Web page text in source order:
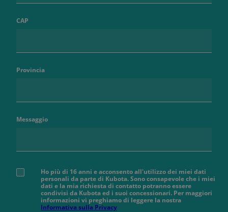
CAP
Provincia
Messaggio
Ho più di 16 anni e acconsento all'utilizzo dei miei dati
personali da parte di Kubota. Sono consapevole che i miei
dati e la mia richiesta di contatto potranno essere
condivisi da Kubota ed i suoi concessionari. Per maggiori
informazioni vi preghiamo di leggere la nostra
Informativa sulla Privacy